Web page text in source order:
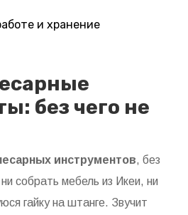
и хранение
без чего не
инструментов, без
собрать мебель из Икеи, ни
гайку на штанге. Звучит